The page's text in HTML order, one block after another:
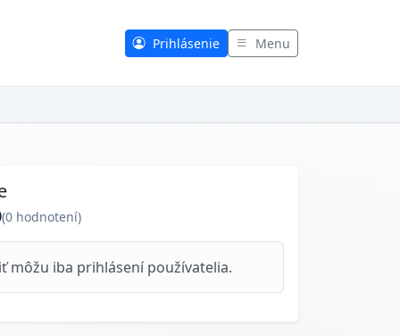
Prihlásenie Menu
(0 hodnotení)
môžu iba prihlásení používatelia.